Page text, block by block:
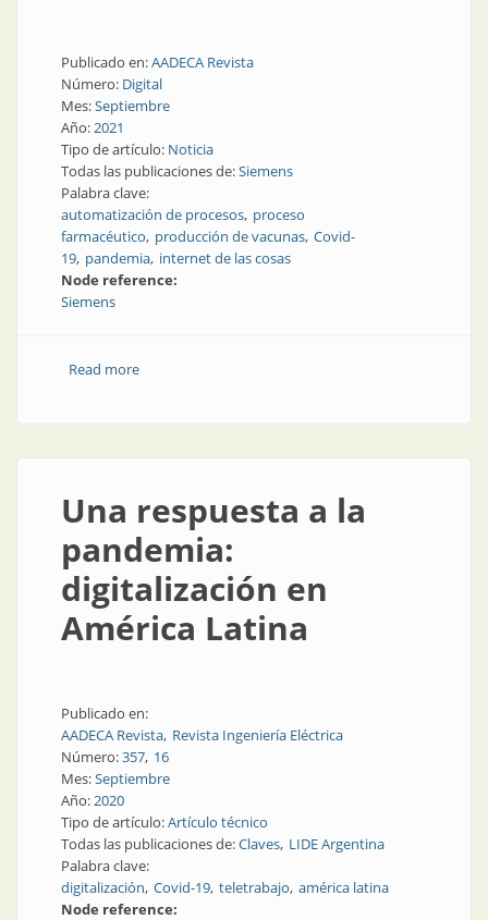
Publicado en:AADECA Revista
Número: Digital
Mes:Septiembre
Año:2021
Tipo de artículo: Noticia
Todas las publicaciones de:Siemens
Palabra clave:
automatización de procesos proceso
farmacéutico producción de vacunas Covid-
19 pandemia internet de las cosas
Node reference:
Siemens
Read moreabout Automatización y digitalización para producir la
Una respuesta a la
pandemia:
digitalización en
América Latina
Publicado en:
AADECA Revista Revista Ingeniería Eléctrica
Número:357 16
Mes:Septiembre
Año:2020
Tipo de artículo:Artículo técnico
Todas las publicaciones de:Claves LIDE Argentina
Palabra clave:
digitalización Covid-19 teletrabajo américa latina
Node reference: